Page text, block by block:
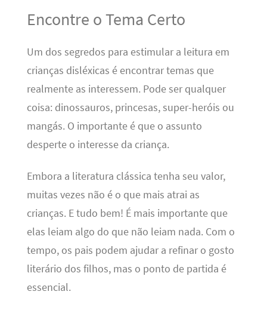
Encontre o Tema Certo
Um dos segredos para estimular a leitura em
crianças disléxicas é encontrar temas que
realmente as interessem. Pode ser qualquer
coisa: dinossauros, princesas, super-heróis ou
mangás. O importante é que o assunto
desperte o interesse da criança.
Embora a literatura clássica tenha seu valor,
muitas vezes não é o que mais atrai as
crianças. E tudo bem! É mais importante que
elas leiam algo do que não leiam nada. Com o
tempo, os pais podem ajudar a refinar o gosto
literário dos filhos, mas o ponto de partida é
essencial.